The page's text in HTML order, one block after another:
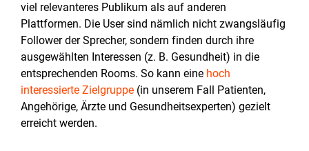
viel relevanteres Publikum als auf anderen
Plattformen. Die User sind nämlich nicht zwangsläufig
Follower der Sprecher, sondern finden durch ihre
ausgewählten Interessen (z. B. Gesundheit) in die
entsprechenden Rooms. So kann eine hoch
interessierte Zielgruppe (in unserem Fall Patienten,
Angehörige, Ärzte und Gesundheitsexperten) gezielt
erreicht werden.